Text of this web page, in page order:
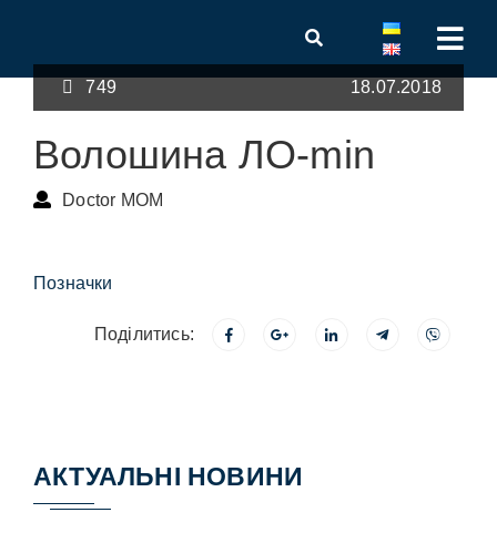
749 18.07.2018
Волошина ЛО-min
Doctor MOM
Позначки
Поділитись:
АКТУАЛЬНІ НОВИНИ